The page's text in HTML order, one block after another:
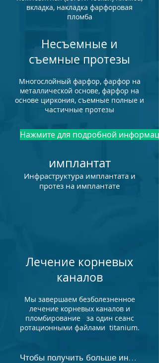
вкладка, накладка фарфоровая
пломба
Несъемные и
съемные протезы
Многослойный фарфор, фарфор на
металлической основе, фарфор на
основе циркония, съемные полные и
частичные протезы
Нажмите для подробной
имплантат
Инфраструктура имплантата и
протез на имплантате
Лечение корневых
каналов
Мы завершаем безболезненное
лечение корневых каналов и
пломбирование за один сеанс
ротационными файлами titanium.
Чтобы получить больше информации